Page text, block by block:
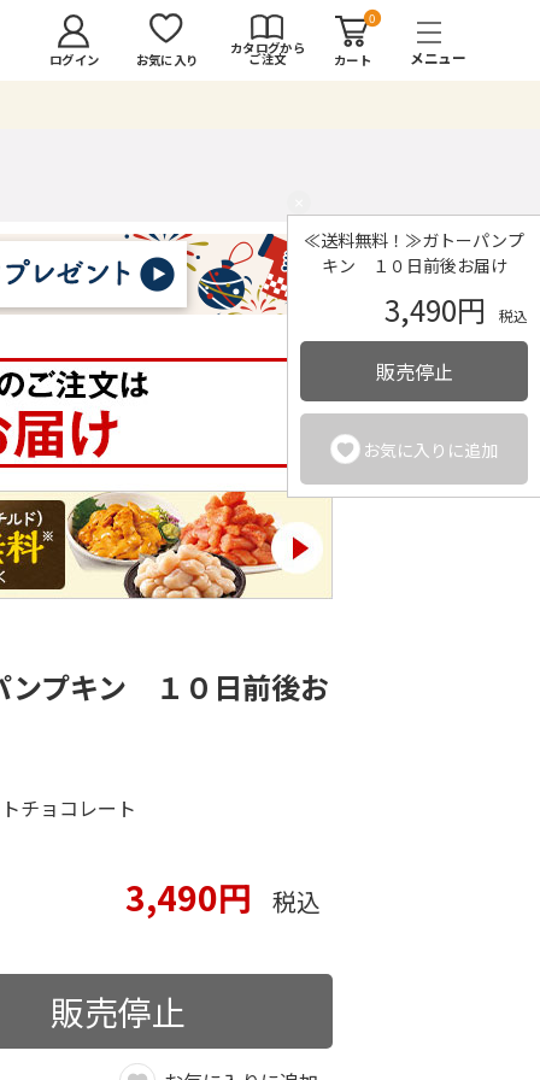
ログイン お気に入り
カタログから
ご注文
0
カート
≪送料無料！≫ガトーパンプ
キン １０日前後お届け
3,490円 税込
販売停止
お気に入りに追加
プキン １０日前後お
チョコレート
3,490円 税込
販売停止